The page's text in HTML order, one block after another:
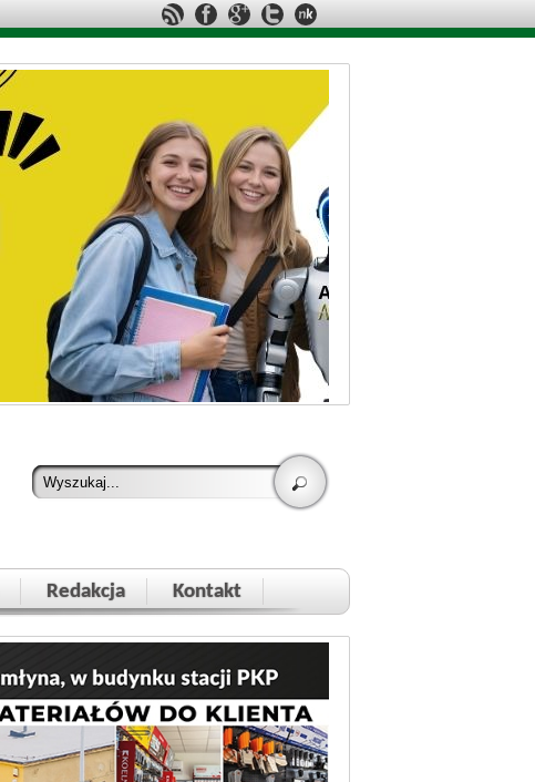
Redakcja Kontakt